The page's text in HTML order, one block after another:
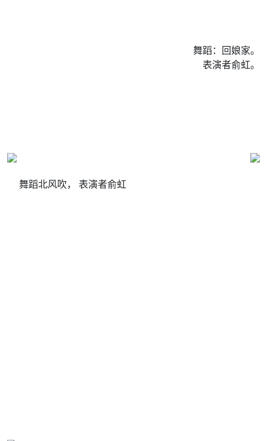
舞蹈：回娘家。
表演者俞虹。
舞蹈北风吹， 表演者俞虹